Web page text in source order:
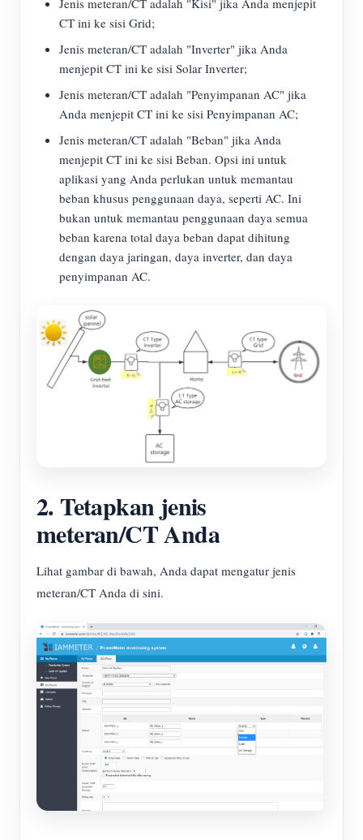
Jenis meteran/CT adalah "Kisi" jika Anda menjepit
CT ini ke sisi Grid;
Jenis meteran/CT adalah "Inverter" jika Anda
menjepit CT ini ke sisi Solar Inverter;
Jenis meteran/CT adalah "Penyimpanan AC" jika
Anda menjepit CT ini ke sisi Penyimpanan AC;
Jenis meteran/CT adalah "Beban" jika Anda
menjepit CT ini ke sisi Beban. Opsi ini untuk
aplikasi yang Anda perlukan untuk memantau
beban khusus penggunaan daya, seperti AC. Ini
bukan untuk memantau penggunaan daya semua
beban karena total daya beban dapat dihitung
dengan daya jaringan, daya inverter, dan daya
penyimpanan AC.
2. Tetapkan jenis
meteran/CT Anda
Lihat gambar di bawah, Anda dapat mengatur jenis
meteran/CT Anda di sini.